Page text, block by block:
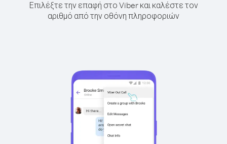
Επιλέξτε την επαφή στο Viber και καλέστε τον
αριθμό από την οθόνη πληροφοριών